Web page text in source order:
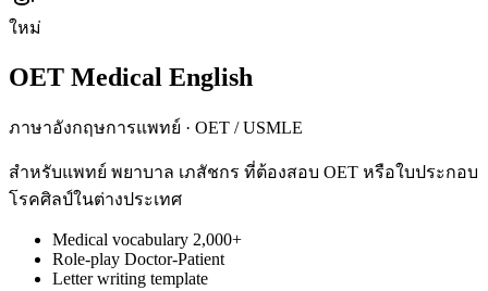
ใหม่
OET Medical English
ภาษาอังกฤษการแพทย์ · OET / USMLE
สำหรับแพทย์ พยาบาล เภสัชกร ที่ต้องสอบ OET หรือใบประกอบ
โรคศิลป์ในต่างประเทศ
Medical vocabulary 2,000+
Role-play Doctor-Patient
Letter writing template